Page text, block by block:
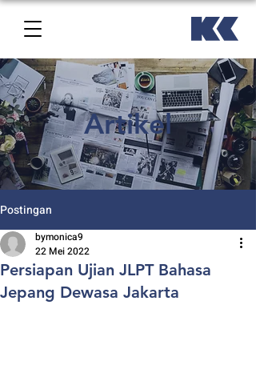
Artikel
Postingan
Persiapan Ujian JLPT Bahasa
Jepang Dewasa Jakarta
bymonica9
22 Mei 2022